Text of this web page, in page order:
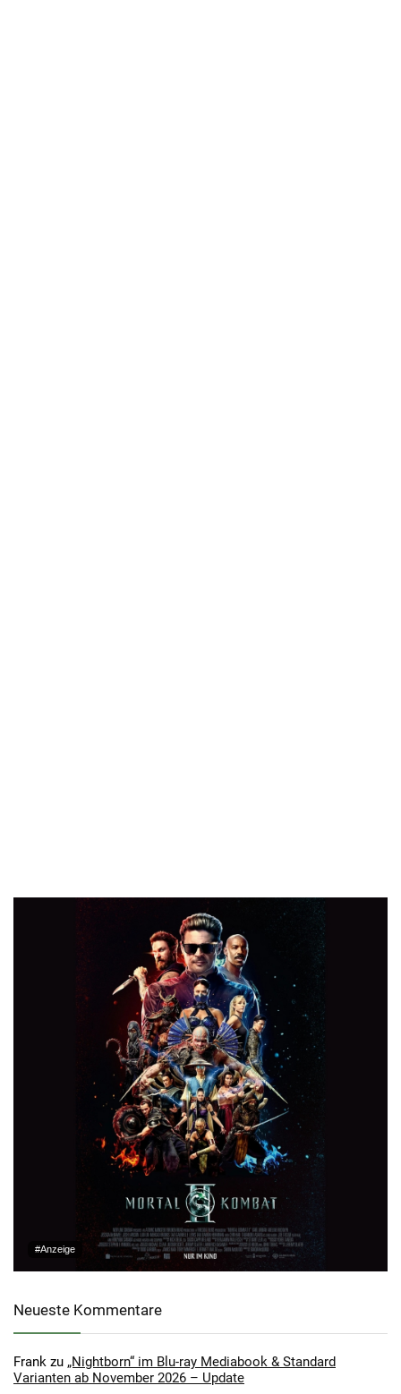
#Anzeige
Neueste Kommentare
Frank zu „Nightborn“ im Blu-ray Mediabook & Standard
Varianten ab November 2026 – Update